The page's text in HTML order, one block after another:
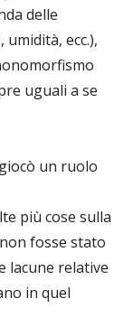
delle
ecc.),
uguali a se
un ruolo
più cose sulla
fosse stato
lacune relative
in quel